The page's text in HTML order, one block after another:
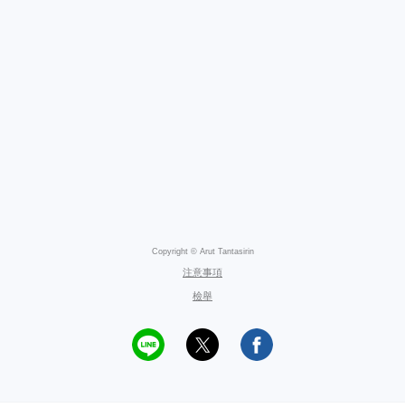
Copyright © Arut Tantasirin
注意事項
檢舉